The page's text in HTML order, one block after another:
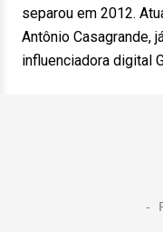
separou em 2012.
Antônio Casagrande,
influenciadora digital